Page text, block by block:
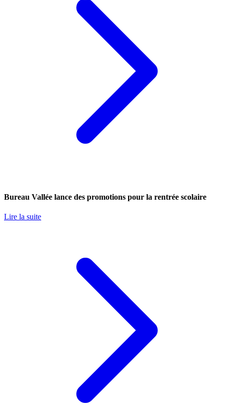
Bureau Vallée lance des promotions pour la rentrée scolaire
Lire la suite